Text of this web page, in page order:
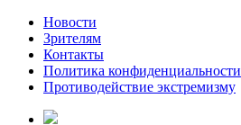
Новости
Зрителям
Контакты
Политика конфиденциальности
Противодействие экстремизму